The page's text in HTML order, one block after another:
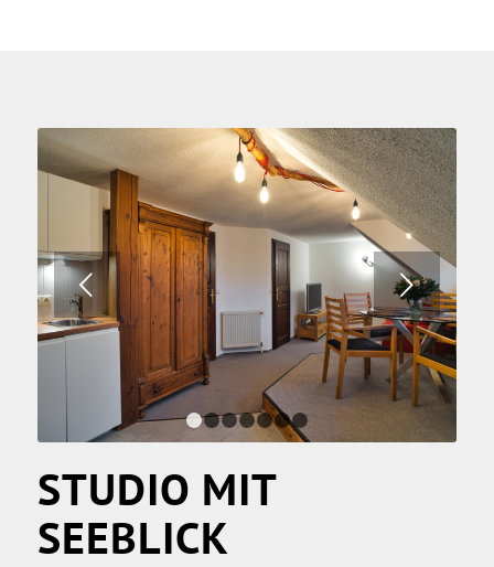
Weiter
1 2 3
STUDIO MIT
SEEBLICK